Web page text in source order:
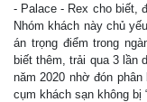
- Palace - Rex cho biết,
Nhóm khách này chủ
án trọng điểm trong
biết thêm, trải qua 3 lần
năm 2020 nhờ đón
cụm khách sạn không bị